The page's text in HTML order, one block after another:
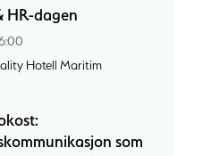
HR-dagen
Hotell Maritim
som